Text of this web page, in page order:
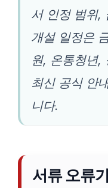
서 인정 범위,
개설 일정은
원, 온통청년,
최신 공식 안
니다.
서류 오류